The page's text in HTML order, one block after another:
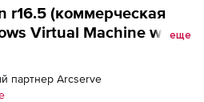
r16.5 (коммерческая
Virtual Machine withеще
партнер Arcserve